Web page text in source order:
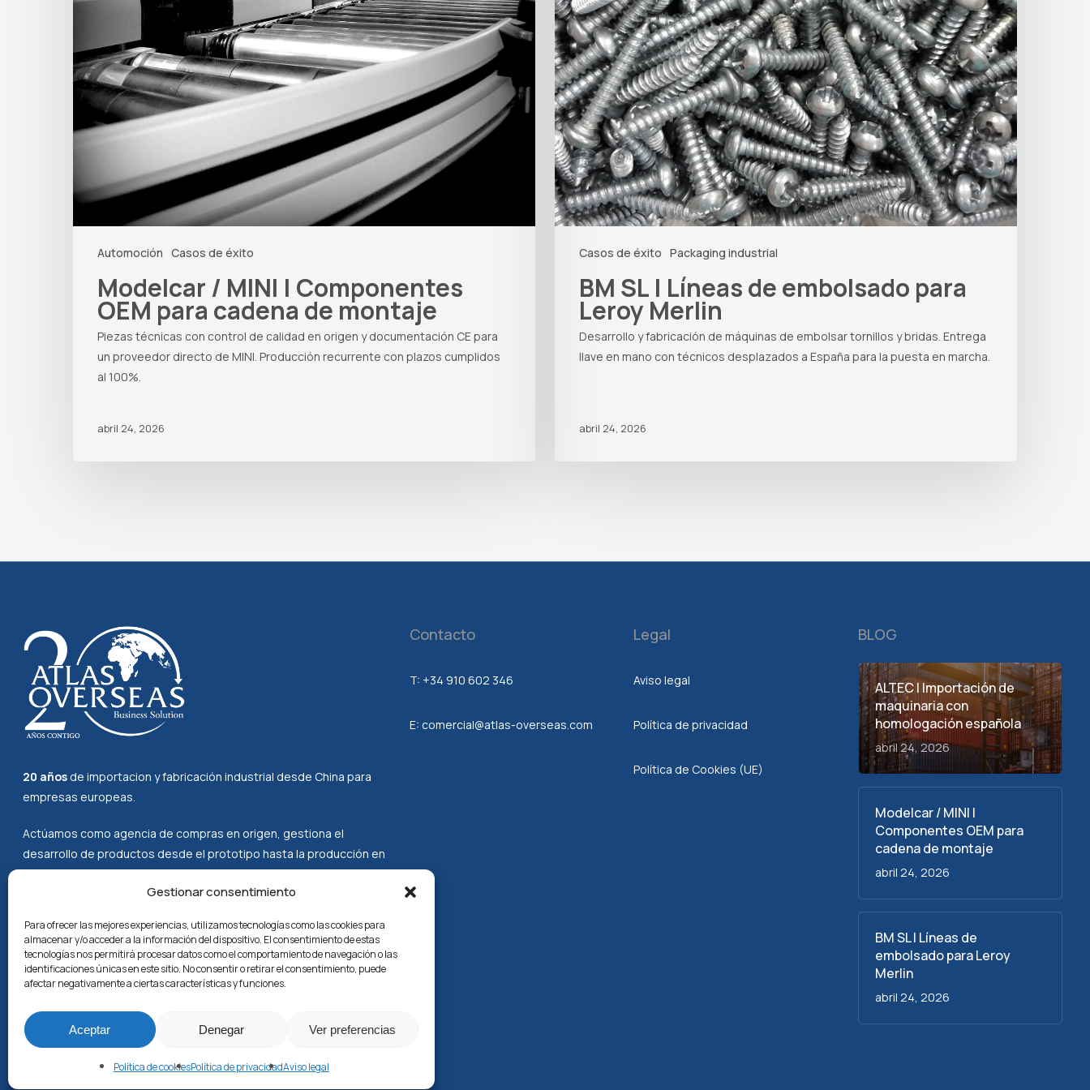
Gestionar consentimiento
Para ofrecer las mejores experiencias, utilizamos tecnologías como las cookies para
almacenar y/o acceder a la información del dispositivo. El consentimiento de estas
tecnologías nos permitirá procesar datos como el comportamiento de navegación o las
identificaciones únicas en este sitio. No consentir o retirar el consentimiento, puede
afectar negativamente a ciertas características y funciones.
Aceptar Denegar Ver preferencias
Política de cookiesPolítica de privacidadAviso legal
Automoción Casos de éxito
Modelcar / MINI | Componentes
OEM para cadena de montaje
Piezas técnicas con control de calidad en origen y documentación CE para
un proveedor directo de MINI. Producción recurrente con plazos cumplidos
al 100%.
abril 24, 2026
Casos de éxito Packaging industrial
BM SL | Líneas de embolsado para
Leroy Merlin
Desarrollo y fabricación de máquinas de embolsar tornillos y bridas. Entrega
llave en mano con técnicos desplazados a España para la puesta en marcha.
abril 24, 2026
20 años de importacion y fabricación industrial desde China para
empresas europeas.
Actúamos como agencia de compras en origen, gestiona el
desarrollo de productos desde el prototipo hasta la producción en
cadena, y tramitamos la compra de maquinaria homologada y
prefabricados para el mercado europeo.
Contacto
T: +34 910 602 346
E: comercial@atlas-overseas.com
Legal
Aviso legal
Política de privacidad
Política de Cookies (UE)
BLOG
ALTEC | Importación de
maquinaria con
homologación española
abril 24, 2026
Modelcar / MINI |
Componentes OEM para
cadena de montaje
abril 24, 2026
BM SL | Líneas de
embolsado para Leroy
Merlin
abril 24, 2026